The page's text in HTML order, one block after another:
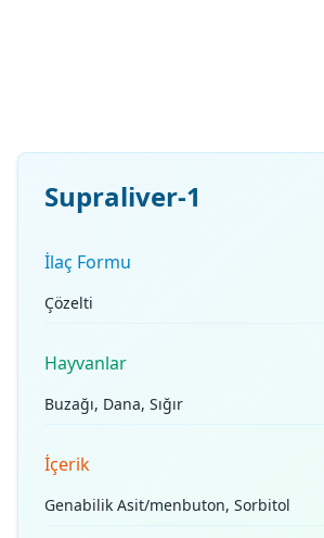
Supraliver-1
İlaç Formu
Çözelti
Hayvanlar
Buzağı, Dana, Sığır
İçerik
Genabilik Asit/menbuton, Sorbitol